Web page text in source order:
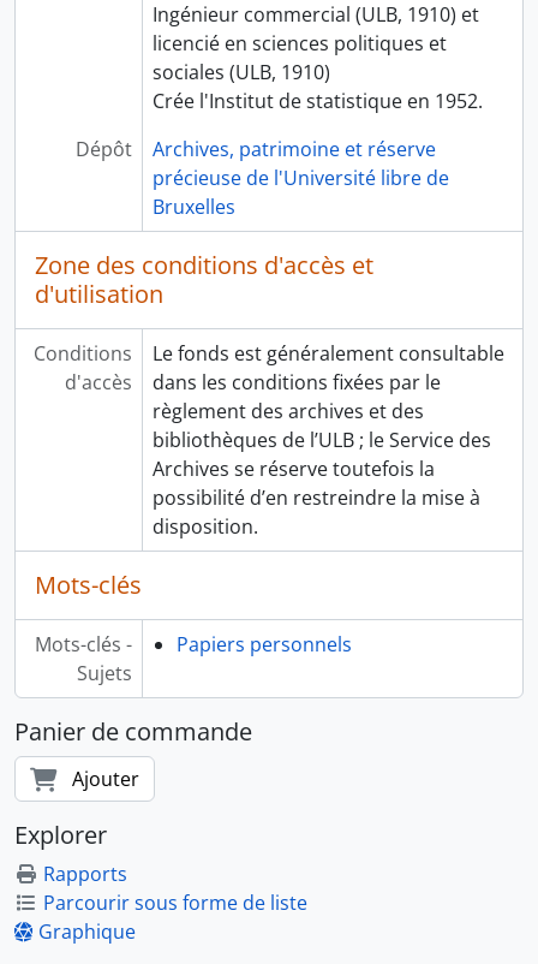
Ingénieur commercial (ULB, 1910) et
licencié en sciences politiques et
sociales (ULB, 1910)
Crée l'Institut de statistique en 1952.
Dépôt
Archives, patrimoine et réserve
précieuse de l'Université libre de
Bruxelles
Zone des conditions d'accès et
d'utilisation
Conditions
d'accès
Le fonds est généralement consultable
dans les conditions fixées par le
règlement des archives et des
bibliothèques de l’ULB ; le Service des
Archives se réserve toutefois la
possibilité d’en restreindre la mise à
disposition.
Mots-clés
Mots-clés -
Sujets
Papiers personnels
Panier de commande
Ajouter
Explorer
Rapports
Parcourir sous forme de liste
Graphique